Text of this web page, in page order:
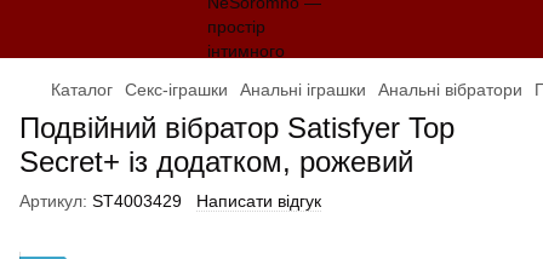
Каталог Секс-іграшки Анальні іграшки Анальні вібратори
Подвійний вібратор Satisfyer Top
Secret+ із додатком, рожевий
Артикул: ST4003429 Написати відгук